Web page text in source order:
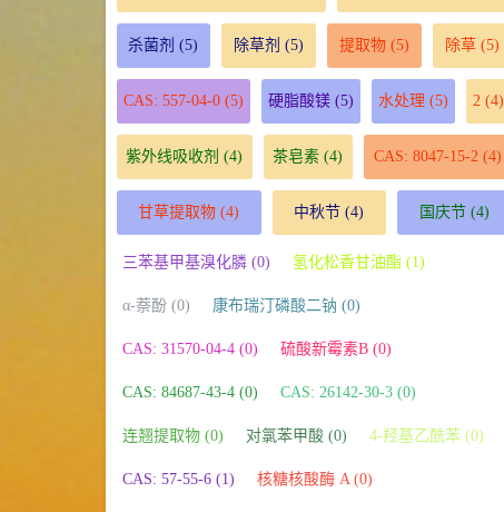
杀菌剂 (5) 除草剂 (5) 提取物(5) 除草(5)
CAS: 557-04-0(5) 硬脂酸镁(5) 水处理 (5) 2 (4)
紫外线吸收剂 (4) 茶皂素 (4) CAS: 8047-15-2(4)
甘草提取物 (4) 中秋节 (4) 国庆节(4)
三苯基甲基溴化膦 (0) 氢化松香甘油酯 (1)
α-萘酚 (0) 康布瑞汀磷酸二钠 (0)
CAS: 31570-04-4 (0) 硫酸新霉素B (0)
CAS: 84687-43-4 (0) CAS: 26142-30-3 (0)
连翘提取物 (0) 对氯苯甲酸 (0) 4-羟基乙酰苯 (0)
CAS: 57-55-6 (1) 核糖核酸酶 A (0)